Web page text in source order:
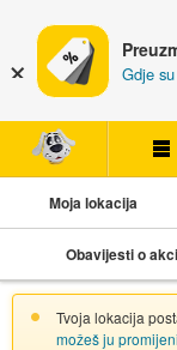
Gdje
Moja lokacija
Obavijesti o
Tvoja lokacija
možeš ju